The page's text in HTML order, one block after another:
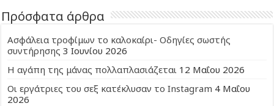
Πρόσφατα άρθρα
Ασφάλεια τροφίμων το καλοκαίρι- Οδηγίες σωστής
συντήρησης 3 Ιουνίου 2026
Η αγάπη της μάνας πολλαπλασιάζεται 12 Μαΐου 2026
Οι εργάτριες του σεξ κατέκλυσαν το Instagram 4 Μαΐου
2026